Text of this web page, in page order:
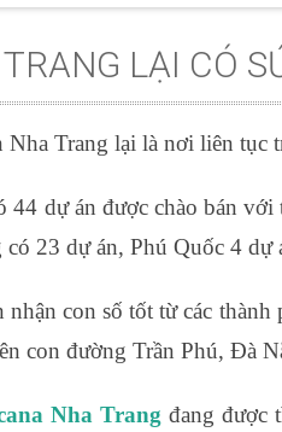
LẠI CÓ
Trang lại là nơi liên
44 dự án được chào bán
có 23 dự án, Phú Quốc 4
con số tốt từ các
con đường Trần Phú, Đà
Nha Trang đang được